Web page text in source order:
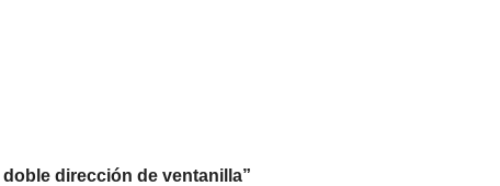
dirección de ventanilla”